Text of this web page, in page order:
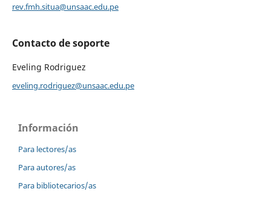
rev.fmh.situa@unsaac.edu.pe
Contacto de soporte
Eveling Rodriguez
eveling.rodriguez@unsaac.edu.pe
Información
Para lectores/as
Para autores/as
Para bibliotecarios/as